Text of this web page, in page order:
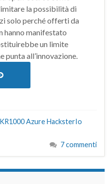
la possibilità di
solo perché offerti da
hanno manifestato
un limite
punta all’innovazione.
Azure HacksterIo
7 commenti